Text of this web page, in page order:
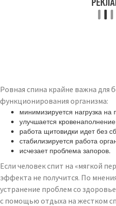
Ровная спина крайне важна для
функционирования организма:
минимизируется нагрузка на
улучшается
работа щитовидки идет без
стабилизируется работа
исчезает проблема запоров.
Если человек спит на «мягкой
эффекта не получится. По
устранение проблем со
с помощью отдыха на жестком